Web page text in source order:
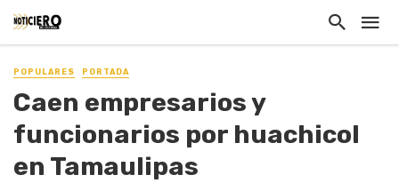
POPULARES PORTADA
Caen empresarios y
funcionarios por huachicol
en Tamaulipas